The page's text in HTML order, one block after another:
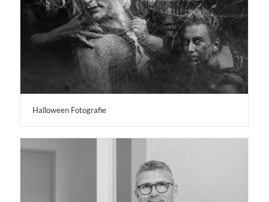
Halloween Fotografie